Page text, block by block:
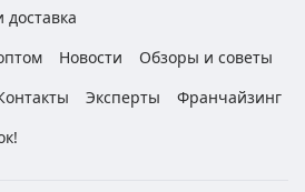
доставка
Новости
Обзоры и советы
Эксперты
Франчайзинг